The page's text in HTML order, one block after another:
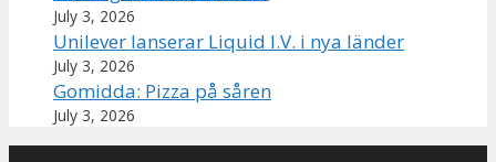
July 3, 2026
Unilever lanserar Liquid I.V. i nya länder
July 3, 2026
Gomidda: Pizza på såren
July 3, 2026